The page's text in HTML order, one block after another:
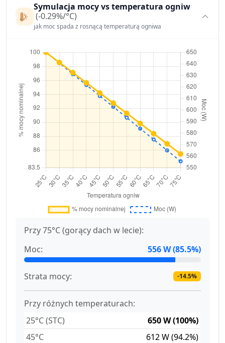
Symulacja mocy vs temperatura ogniw
(-0.29%/°C)
jak moc spada z rosnącą temperaturą ogniwa
Przy 75°C (gorący dach w lecie):
Moc:
556 W (85.5%)
Strata mocy: -14.5%
Przy różnych temperaturach:
25°C (STC)
650 W (100%)
45°C
612 W (94.2%)